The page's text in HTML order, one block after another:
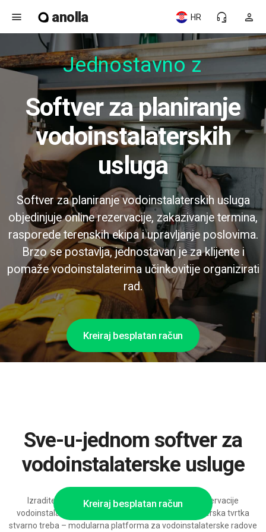
menu anolla person
headset_mic
HR
Jednostavno za
Softver za planiranje
vodoinstalaterskih
usluga
Softver za planiranje vodoinstalaterskih usluga
objedinjuje online rezervacije, zakazivanje termina,
rasporede terenskih ekipa i upravljanje poslovima.
Brzo se postavlja, jednostavan je za klijente i
pomaže vodoinstalaterima učinkovitije organizirati
rad.
Kreiraj besplatan račun
Kreiraj besplatan račun
Sve-u-jednom softver za
vodoinstalaterske usluge
Izradite upravo takvo rješenje za upravljanje i rezervacije
vodoinstalaterskih radova kakvo vaša vodoinstalaterska tvrtka
stvarno treba – modularna platforma za vodoinstalaterske radove